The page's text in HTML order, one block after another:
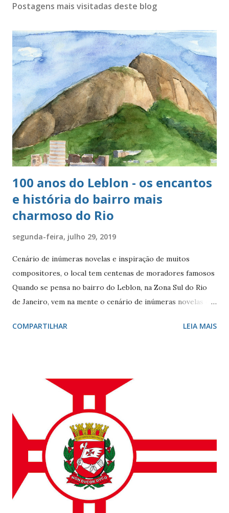
Postagens mais visitadas deste blog
100 anos do Leblon - os encantos
e história do bairro mais
charmoso do Rio
segunda-feira, julho 29, 2019
Cenário de inúmeras novelas e inspiração de muitos
compositores, o local tem centenas de moradores famosos
Quando se pensa no bairro do Leblon, na Zona Sul do Rio
de Janeiro, vem na mente o cenário de inúmeras novelas de
compositores e poetas. Como defini-lo? Calmo e elegante.
pelo seu cartão-postal: o mar e o Morro Dois Irmãos. A
localidade uma das mais cobiçadas da cidade e um dos
bairros mais caros do país. No último dia 26 de julho, o
Leblon completou 100 anos de histórias. Francisca Ornellas
Teles e Charles Le Blond Charles Le Blond, 1804-1880,
chegou ao Rio de Janeiro em 1830, proveniente de
Marselha fundando a empresa ‘Navegação Aliança’ com a
finalidade de explor...
COMPARTILHAR LEIA MAIS